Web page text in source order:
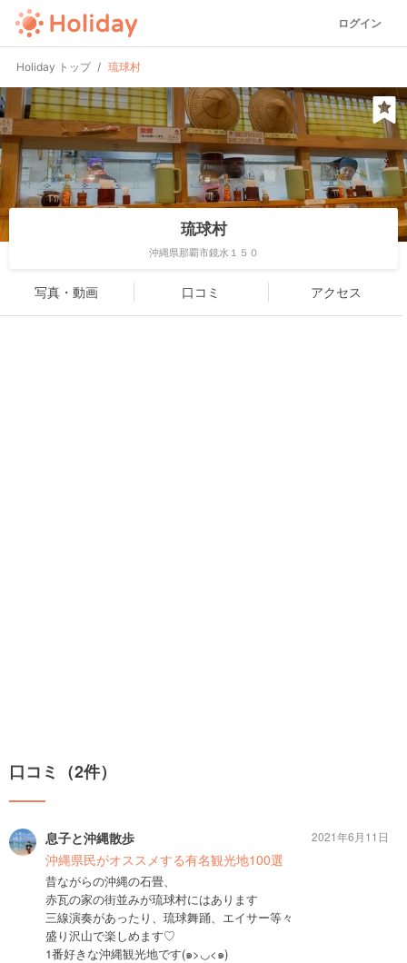
ログイン
Holiday トップ 琉球村
琉球村
沖縄県那覇市鏡水１５０
写真・動画 口コミ アクセス
口コミ（2件）
息子と沖縄散歩
沖縄県民がオススメする有名観光地100選
昔ながらの沖縄の石畳、
赤瓦の家の街並みが琉球村にはあります
三線演奏があったり、琉球舞踊、エイサー等々
盛り沢山で楽しめます♡
1番好きな沖縄観光地です(๑>◡<๑)
2021年6月11日